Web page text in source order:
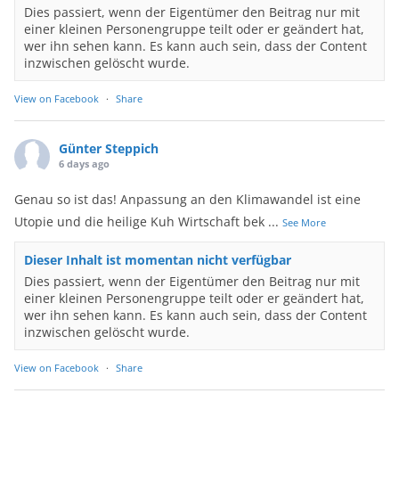
Dies passiert, wenn der Eigentümer den Beitrag nur mit
einer kleinen Personengruppe teilt oder er geändert hat,
wer ihn sehen kann. Es kann auch sein, dass der Content
inzwischen gelöscht wurde.
View on Facebook · Share
Günter Steppich
6 days ago
Genau so ist das! Anpassung an den Klimawandel ist eine
Utopie und die heilige Kuh Wirtschaft bek ... See More
Dieser Inhalt ist momentan nicht verfügbar
Dies passiert, wenn der Eigentümer den Beitrag nur mit
einer kleinen Personengruppe teilt oder er geändert hat,
wer ihn sehen kann. Es kann auch sein, dass der Content
inzwischen gelöscht wurde.
View on Facebook · Share